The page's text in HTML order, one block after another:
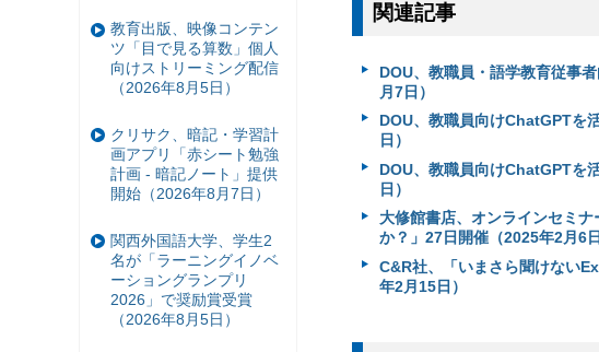
関連記事
DOU、教職員・語学教育従事
月7日）
DOU、教職員向けChatGPTを
日）
DOU、教職員向けChatGPTを
日）
大修館書店、オンラインセミ
か？」27日開催（2025年2月6日
C&R社、「いまさら聞けない
年2月15日）
教育出版、映像コンテン
ツ「目で見る算数」個人
向けストリーミング配信
（2026年8月5日）
クリサク、暗記・学習計
画アプリ「赤シート勉強
計画 - 暗記ノート」提供
開始（2026年8月7日）
関西外国語大学、学生2
名が「ラーニングイノベ
ーショングランプリ
2026」で奨励賞受賞
（2026年8月5日）